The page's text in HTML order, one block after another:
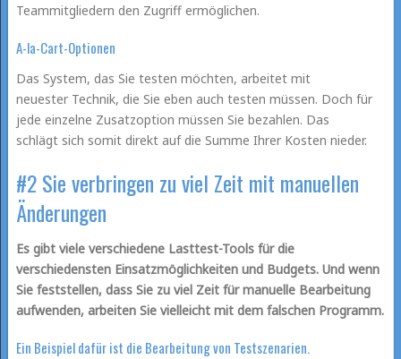
Teammitgliedern den Zugriff ermöglichen.
A-la-Cart-Optionen
Das System, das Sie testen möchten, arbeitet mit
neuester Technik, die Sie eben auch testen müssen. Doch für
jede einzelne Zusatzoption müssen Sie bezahlen. Das
schlägt sich somit direkt auf die Summe Ihrer Kosten nieder.
#2 Sie verbringen zu viel Zeit mit manuellen
Änderungen
Es gibt viele verschiedene Lasttest-Tools für die
verschiedensten Einsatzmöglichkeiten und Budgets. Und wenn
Sie feststellen, dass Sie zu viel Zeit für manuelle Bearbeitung
aufwenden, arbeiten Sie vielleicht mit dem falschen Programm.
Ein Beispiel dafür ist die Bearbeitung von Testszenarien.